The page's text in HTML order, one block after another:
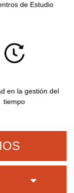
de Estudio
en la gestión del
tiempo